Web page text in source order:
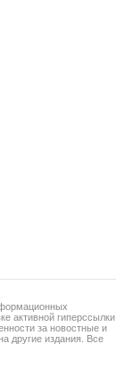
активной гиперссылки
за новостные и
другие издания. Все